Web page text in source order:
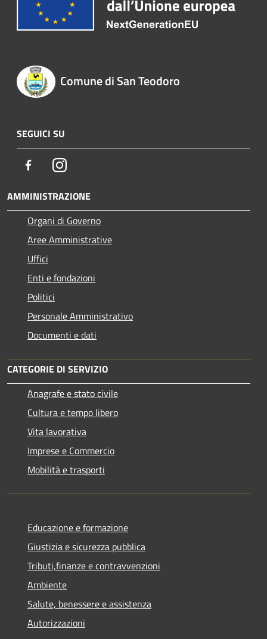
Comune di San Teodoro
SEGUICI SU
FacebookInstagram
AMMINISTRAZIONE
Organi di Governo
Aree Amministrative
Uffici
Enti e fondazioni
Politici
Personale Amministrativo
Documenti e dati
CATEGORIE DI SERVIZIO
Anagrafe e stato civile
Cultura e tempo libero
Vita lavorativa
Imprese e Commercio
Mobilità e trasporti
Educazione e formazione
Giustizia e sicurezza pubblica
Tributi,finanze e contravvenzioni
Ambiente
Salute, benessere e assistenza
Autorizzazioni